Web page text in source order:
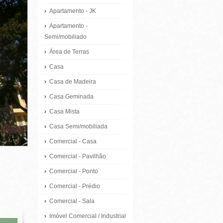
›Apartamento - JK
›Apartamento -
Semi/mobiliado
›Área de Terras
›Casa
›Casa de Madeira
›Casa Geminada
›Casa Mista
›Casa Semi/mobiliada
›Comercial - Casa
›Comercial - Pavilhão
›Comercial - Ponto
›Comercial - Prédio
›Comercial - Sala
›Imóvel Comercial / Industrial